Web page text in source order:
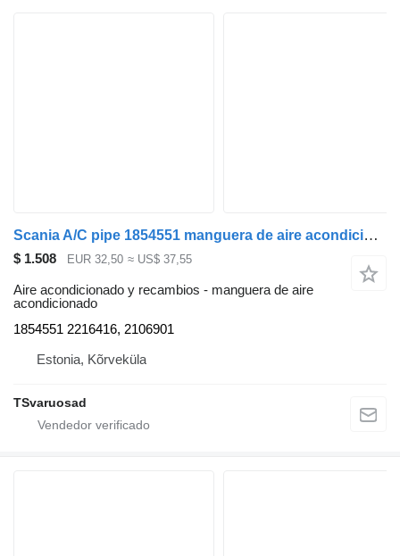
Scania A/C pipe 1854551 manguera de aire acondicionado para Scania R440 cabeza tractora
$ 1.508 EUR 32,50 ≈ US$ 37,55
Aire acondicionado y recambios - manguera de aire
acondicionado
1854551 2216416, 2106901
Estonia, Kõrveküla
TSvaruosad